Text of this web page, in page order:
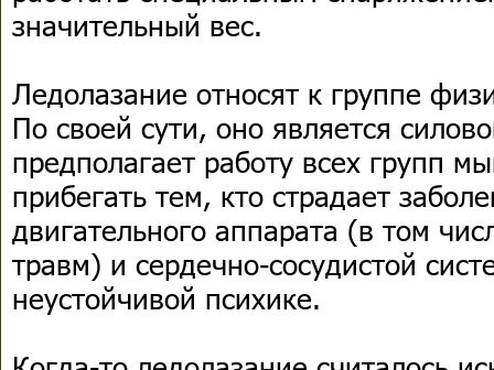
значительный вес.
Ледолазание относят к группе
По своей сути, оно является
предполагает работу всех групп
прибегать тем, кто страдает
двигательного аппарата (в том
травм) и сердечно-сосудистой
неустойчивой психике.